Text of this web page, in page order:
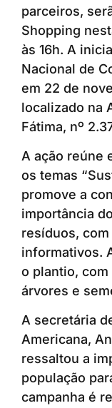
parceiros,
Shopping
às 16h. A
Nacional de
em 22 de
localizado na
Fátima, nº
A ação reúne
os temas
promove a
importância
resíduos,
informativos.
o plantio,
árvores e
A secretária
Americana,
ressaltou a
população
campanha é